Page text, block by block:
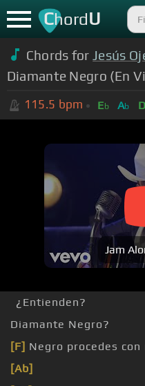
ChordU
Chords forJesús
Diamante Negro (En
115.5 bpm Eb Ab D
Jam
¿Entienden?
Diamante Negro?
[F] Negro procedes
[Ab]